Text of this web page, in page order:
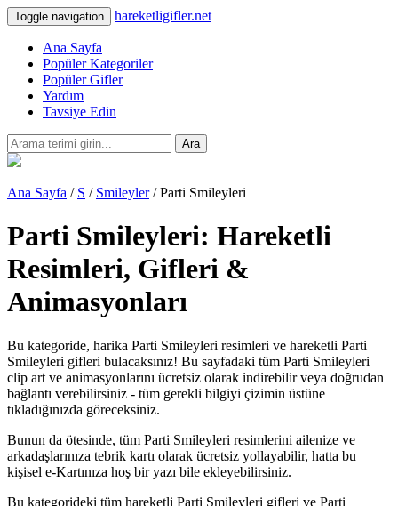
Toggle navigation hareketligifler.net
Ana Sayfa
Popüler Kategoriler
Popüler Gifler
Yardım
Tavsiye Edin
Ara
Ana Sayfa / S / Smileyler/ Parti Smileyleri
Parti Smileyleri: Hareketli
Resimleri, Gifleri &
Animasyonları
Bu kategoride, harika Parti Smileyleri resimleri ve hareketli Parti
Smileyleri gifleri bulacaksınız! Bu sayfadaki tüm Parti Smileyleri
clip art ve animasyonlarını ücretsiz olarak indirebilir veya doğrudan
bağlantı verebilirsiniz - tüm gerekli bilgiyi çizimin üstüne
tıkladığınızda göreceksiniz.
Bunun da ötesinde, tüm Parti Smileyleri resimlerini ailenize ve
arkadaşlarınıza tebrik kartı olarak ücretsiz yollayabilir, hatta bu
kişisel e-Kartınıza hoş bir yazı bile ekleyebilirsiniz.
Bu kategorideki tüm hareketli Parti Smileyleri gifleri ve Parti